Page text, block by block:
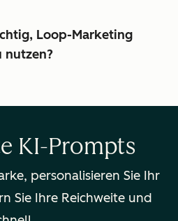
Loop-Marketing
nutzen?
KI-Prompts
personalisieren Sie Ihr
Sie Ihre Reichweite und